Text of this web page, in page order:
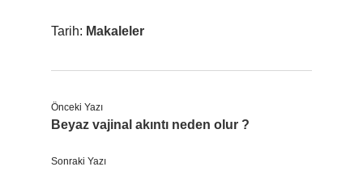
Tarih: Makaleler
Önceki Yazı
Beyaz vajinal akıntı neden olur ?
Sonraki Yazı